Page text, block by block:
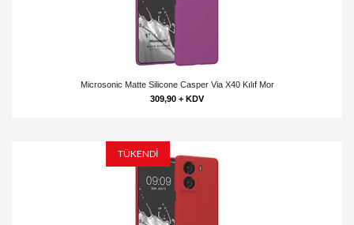
Microsonic Matte Silicone Casper Via X40 Kılıf Mor
309,90 + KDV
TÜKENDİ